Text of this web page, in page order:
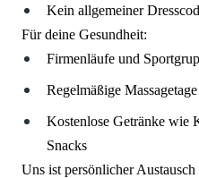
Kein allgemeiner
Für deine Gesundheit:
Firmenläufe und
Regelmäßige
Kostenlose Getränke wie
Snacks
Uns ist persönlicher